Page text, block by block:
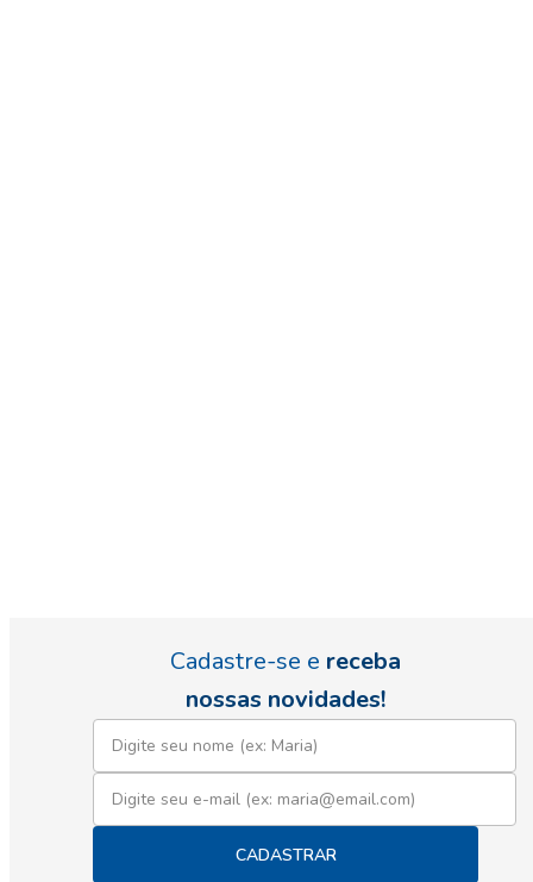
Cadastre-se e receba
nossas novidades!
CADASTRAR